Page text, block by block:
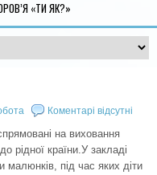
«ТИ ЯК?»
Коментарі відсутні
на виховання
рідної країни.У закладі
малюнків, під час яких діти